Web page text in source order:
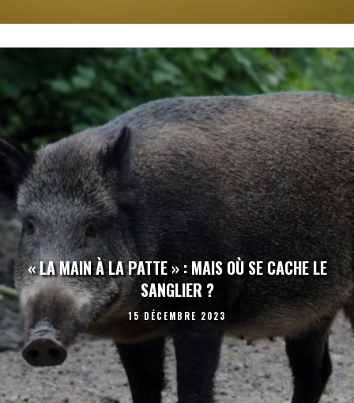
« LA MAIN À LA PATTE » : MAIS OÙ SE CACHE LE
SANGLIER ?
15 DÉCEMBRE 2023